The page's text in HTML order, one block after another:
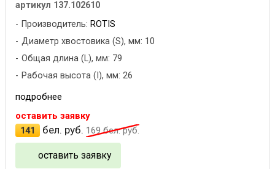
артикул 137.102610
Производитель: ROTIS
Диаметр хвостовика (S), мм: 10
Общая длина (L), мм: 79
Рабочая высота (I), мм: 26
подробнее
оставить заявку
141
бел. руб. 169бел. руб.
оставить заявку